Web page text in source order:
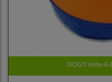
DOGIT Hide-